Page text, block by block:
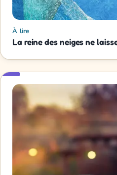
À lire
La reine des neiges ne